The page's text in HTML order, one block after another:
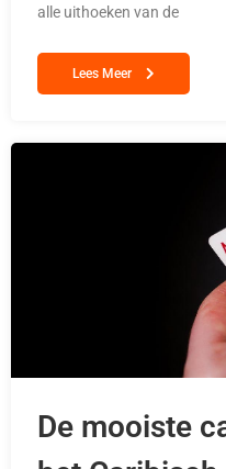
alle uithoeken van de
Lees Meer
De mooiste